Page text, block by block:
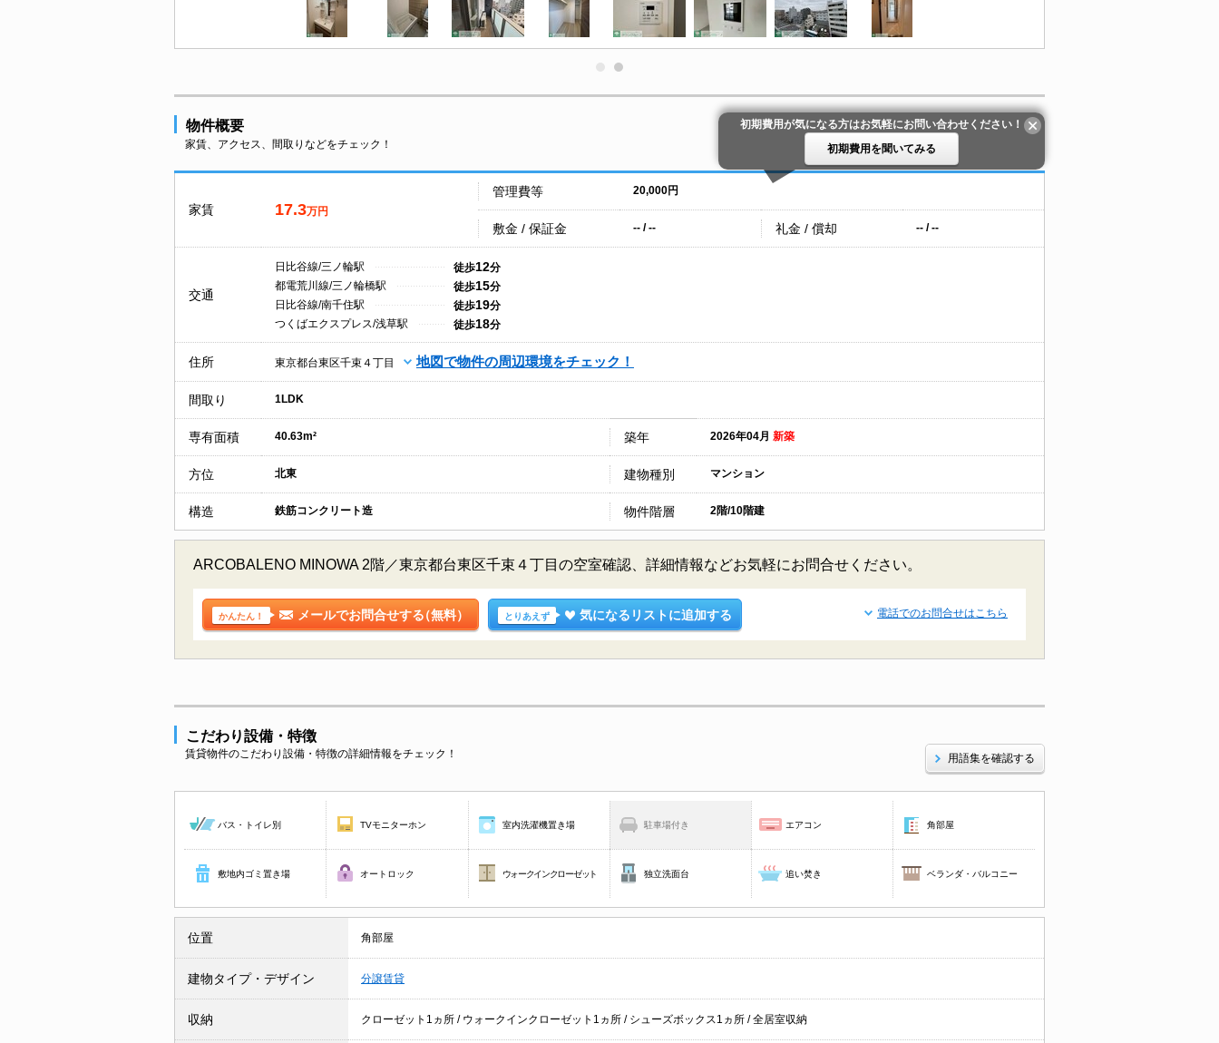
物件概要
家賃、アクセス、間取りなどをチェック！
初期費用が気になる方はお気軽にお問い合わせください！
初期費用を聞いてみる
家賃 17.3万円
管理費等 20,000円
敷金 / 保証金 -- / -- 礼金 / 償却 -- / --
交通
日比谷線/三ノ輪駅 徒歩12分
都電荒川線/三ノ輪橋駅
徒歩15分
日比谷線/南千住駅
徒歩19分
つくばエクスプレス/浅草駅
徒歩18分
住所 東京都台東区千束４丁目 地図で物件の周辺環境をチェック！
間取り 1LDK
専有面積 40.63m² 築年 2026年04月 新築
方位 北東 建物種別 マンション
構造 鉄筋コンクリート造 物件階層 2階/10階建
ARCOBALENO MINOWA 2階／東京都台東区千束４丁目の空室確認、詳細情報などお気軽にお問合せください。
かんたん！ メールでお問合せする（無料） とりあえず 気になるリストに追加する 電話でのお問合せはこちら
こだわり設備・特徴
賃貸物件のこだわり設備・特徴の詳細情報をチェック！ 用語集を確認する
バス・トイレ別 TVモニターホン 室内洗濯機置き場 駐車場付き エアコン 角部屋
敷地内ゴミ置き場 オートロック ウォークインクローゼット 独立洗面台 追い焚き ベランダ・バルコニー
位置 角部屋
建物タイプ・デザイン 分譲賃貸
収納 クローゼット1ヵ所 / ウォークインクローゼット1ヵ所 / シューズボックス1ヵ所 /全居室収納